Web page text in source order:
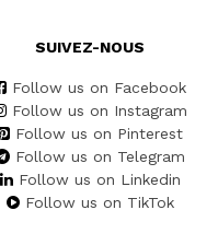
SUIVEZ-NOUS
Follow us on Facebook
Follow us on Instagram
Follow us on Pinterest
Follow us on Telegram
Follow us on Linkedin
Follow us on TikTok